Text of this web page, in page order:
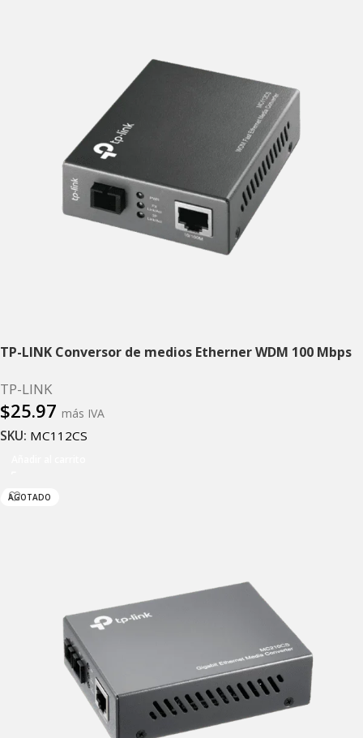
TP-LINK Conversor de medios Etherner WDM 100 Mbps
TP-LINK
$25.97 más IVA
SKU: MC112CS
AGOTADO